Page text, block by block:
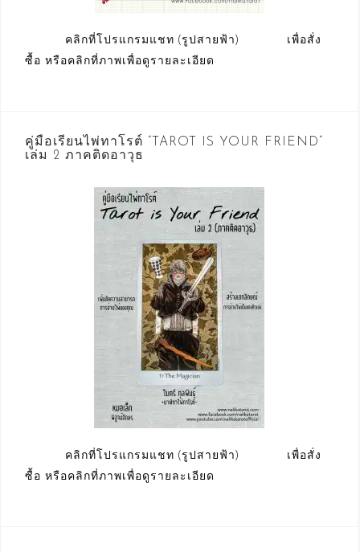
คลิกที่โปรแกรมแชท (รูปสายฟ้า) เพื่อสั่ง
ซื้อ หรือคลิกที่ภาพเพื่อดูรายละเอียด
คู่มือเรียนไพ่ทาโรต์ “TAROT IS YOUR FRIEND”
เล่ม 2 ภาคติดอาวุธ
คลิกที่โปรแกรมแชท (รูปสายฟ้า) เพื่อสั่ง
ซื้อ หรือคลิกที่ภาพเพื่อดูรายละเอียด